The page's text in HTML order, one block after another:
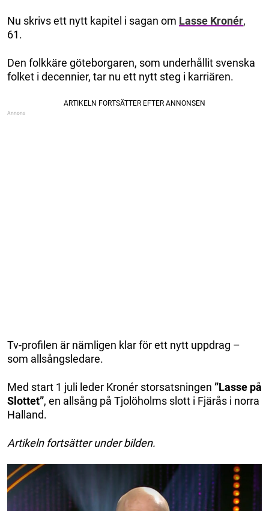
Nu skrivs ett nytt kapitel i sagan om Lasse Kronér,
61.
Den folkkäre göteborgaren, som underhållit svenska
folket i decennier, tar nu ett nytt steg i karriären.
Tv-profilen är nämligen klar för ett nytt uppdrag –
som allsångsledare.
Med start 1 juli leder Kronér storsatsningen ”Lasse på
Slottet”, en allsång på Tjolöholms slott i Fjärås i norra
Halland.
Artikeln fortsätter under bilden.